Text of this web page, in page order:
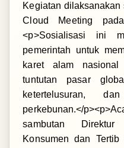
Kegiatan
Cloud Meeting
<p>Sosialisasi ini
pemerintah untuk
karet alam
tuntutan pasar
ketertelusuran,
perkebunan.</
sambutan Direktur
Konsumen dan